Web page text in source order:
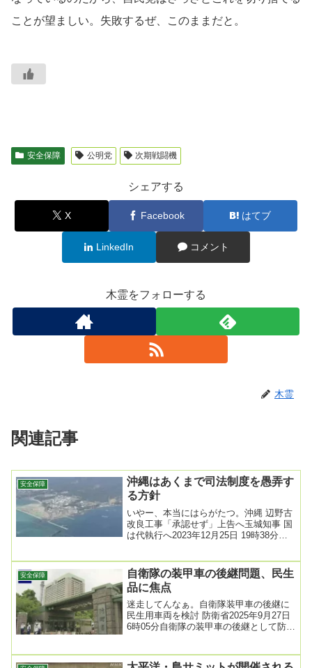
ことが望ましい。失敗するぜ、このままだと。
安全保障 公明党 次期戦闘機
シェアする
X Facebook はてブ
LinkedIn コメント
木霊をフォローする
木霊
関連記事
安全保障
沖縄はあくまで司法制度を愚弄す
る方針
いやー、本当にはらがたつ。沖縄 辺野古
改良工事「承認せず」上告へ玉城知事 国
は代執行へ2023年12月25日 19時38分沖
安全保障
自衛隊の装甲車の後継問題、民生
品に焦点
迷走してんなぁ。自衛隊装甲車の後継に
民生用車両を検討 防衛省2025年9月27日
6時05分自衛隊の装甲車の後継として防衛